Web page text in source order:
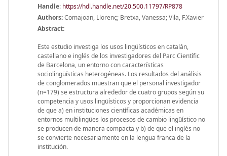
Handle: https://hdl.handle.net/20.500.11797/RP878
Authors:Comajoan, Llorenç; Bretxa, Vanessa; Vila, F.Xavier
Abstract:
Este estudio investiga los usos lingüísticos en catalán,
castellano e inglés de los investigadores del Parc Científic
de Barcelona, un entorno con características
sociolingüísticas heterogéneas. Los resultados del análisis
de conglomerados muestran que el personal investigador
(n=179) se estructura alrededor de cuatro grupos según su
competencia y usos lingüísticos y proporcionan evidencia
de que a) en instituciones científicas académicas en
entornos multilingües los procesos de cambio lingüístico no
se producen de manera compacta y b) de que el inglés no
se convierte necesariamente en la lengua franca de la
institución.